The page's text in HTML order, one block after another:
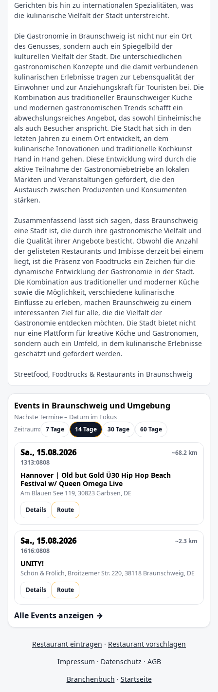
Gerichten bis hin zu internationalen Spezialitäten, was
die kulinarische Vielfalt der Stadt unterstreicht.
Die Gastronomie in Braunschweig ist nicht nur ein Ort
des Genusses, sondern auch ein Spiegelbild der
kulturellen Vielfalt der Stadt. Die unterschiedlichen
gastronomischen Konzepte und die damit verbundenen
kulinarischen Erlebnisse tragen zur Lebensqualität der
Einwohner und zur Anziehungskraft für Touristen bei. Die
Kombination aus traditioneller Braunschweiger Küche
und modernen gastronomischen Trends schafft ein
abwechslungsreiches Angebot, das sowohl Einheimische
als auch Besucher anspricht. Die Stadt hat sich in den
letzten Jahren zu einem Ort entwickelt, an dem
kulinarische Innovationen und traditionelle Kochkunst
Hand in Hand gehen. Diese Entwicklung wird durch die
aktive Teilnahme der Gastronomiebetriebe an lokalen
Märkten und Veranstaltungen gefördert, die den
Austausch zwischen Produzenten und Konsumenten
stärken.
Zusammenfassend lässt sich sagen, dass Braunschweig
eine Stadt ist, die durch ihre gastronomische Vielfalt und
die Qualität ihrer Angebote besticht. Obwohl die Anzahl
der gelisteten Restaurants und Imbisse derzeit bei einem
liegt, ist die Präsenz von Foodtrucks ein Zeichen für die
dynamische Entwicklung der Gastronomie in der Stadt.
Die Kombination aus traditioneller und moderner Küche
sowie die Möglichkeit, verschiedene kulinarische
Einflüsse zu erleben, machen Braunschweig zu einem
interessanten Ziel für alle, die die Vielfalt der
Gastronomie entdecken möchten. Die Stadt bietet nicht
nur eine Plattform für kreative Köche und Gastronomen,
sondern auch ein Umfeld, in dem kulinarische Erlebnisse
Events in Braunschweig und Umgebung
Nächste Termine – Datum im Fokus
Zeitraum: 7 Tage 14 Tage 30 Tage 60 Tage
Sa., 15.08.2026
1313:0808
~68.2 km
Hannover | Old but Gold Ü30 Hip Hop Beach
Festival w/ Queen Omega Live
Am Blauen See 119, 30823 Garbsen, DE
Details
Route
Sa., 15.08.2026
1616:0808
~2.3 km
UNITY!
Schön & Frölich, Broitzemer Str. 220, 38118 Braunschweig, DE
Details
Route
Alle Events anzeigen →
Restaurant eintragen · Restaurant vorschlagen
Impressum · Datenschutz · AGB
Branchenbuch · Startseite